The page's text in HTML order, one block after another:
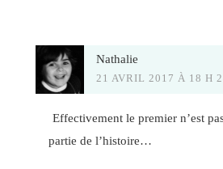
Nathalie
21 AVRIL 2017 À 18 H
Effectivement le premier n’est
partie de l’histoire…